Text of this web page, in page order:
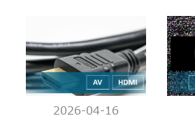
2026-04-16